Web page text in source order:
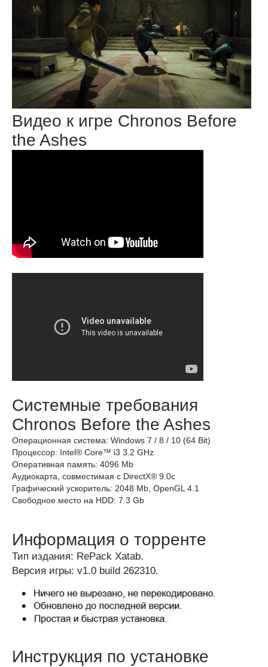
Видео к игре Chronos Before
the Ashes
Системные требования
Chronos Before the Ashes
Операционная система: Windows 7 / 8 / 10 (64 Bit)
Процессор: Intel® Core™ i3 3.2 GHz
Оперативная память: 4096 Mb
Аудиокарта, совместимая с DirectX® 9.0с
Графический ускоритель: 2048 Mb, OpenGL 4.1
Свободное место на HDD: 7.3 Gb
Информация о торренте
Тип издания: RePack Xatab.
Версия игры: v1.0 build 262310.
Инструкция по установке